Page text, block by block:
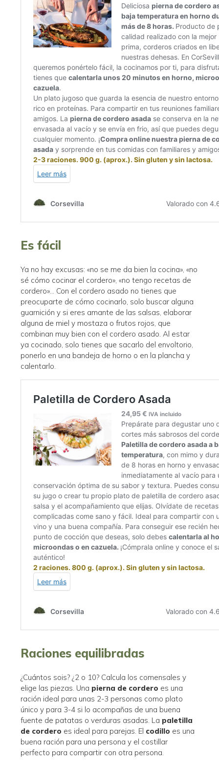
Es fácil
Ya no hay excusas: «no se me da bien la cocina», «no
sé cómo cocinar el cordero», «no tengo recetas de
cordero»… Con el cordero asado no tienes que
preocuparte de cómo cocinarlo, solo buscar alguna
guarnición y si eres amante de las salsas, elaborar
alguna de miel y mostaza o frutos rojos, que
combinan muy bien con el cordero asado. Al estar
ya cocinado, solo tienes que sacarlo del envoltorio,
ponerlo en una bandeja de horno o en la plancha y
calentarlo.
Raciones equilibradas
¿Cuántos sois? ¿2 o 10? Calcula los comensales y
elige las piezas. Una pierna de cordero es una
ración ideal para unas 2-3 personas como plato
único y para 3-4 si lo acompañas de una buena
fuente de patatas o verduras asadas. La paletilla
de cordero es ideal para parejas. El codillo es una
buena ración para una persona y el costillar
perfecto para compartir con otra persona.